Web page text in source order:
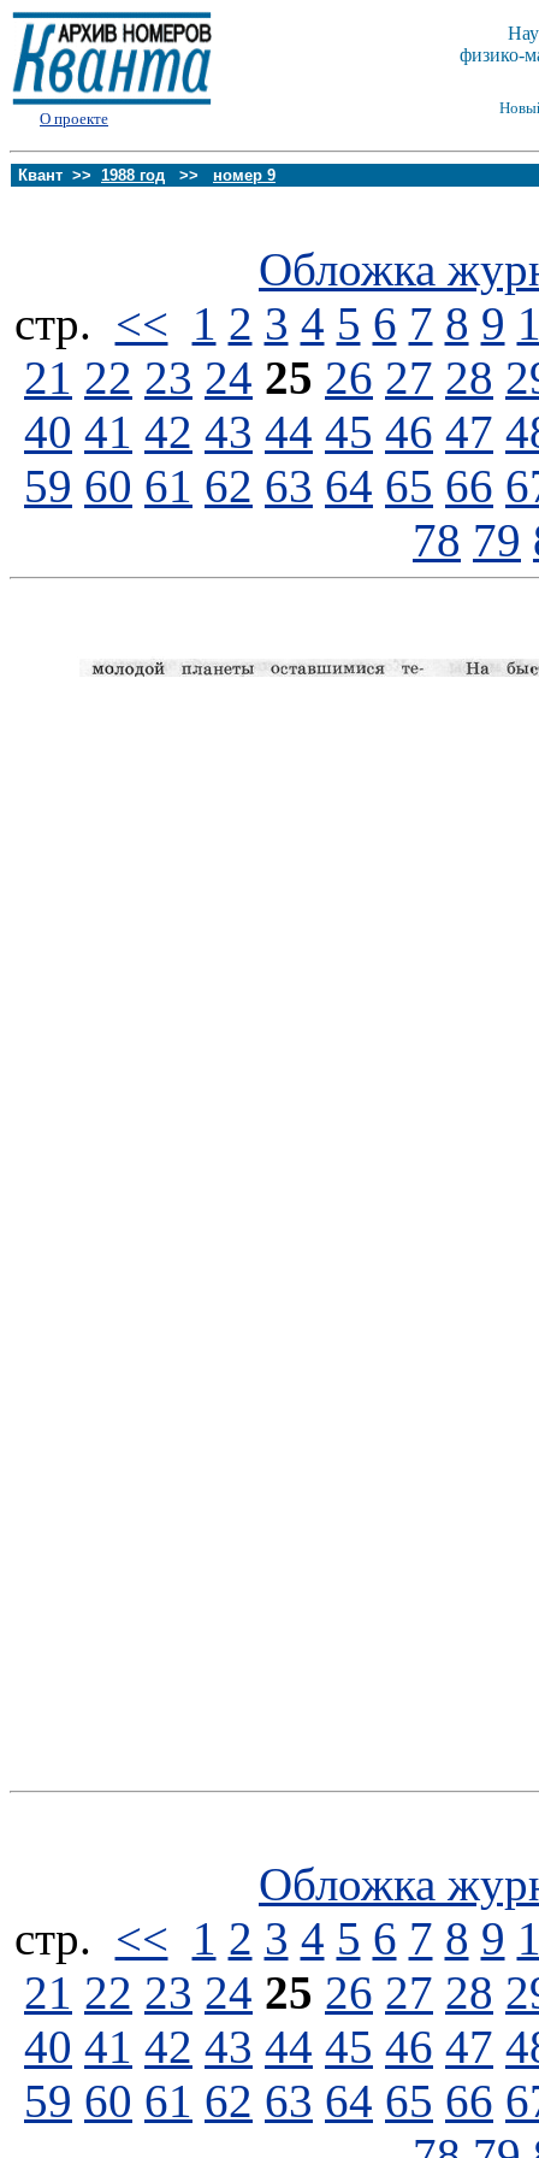
О проекте
физико-
Квант >> 1988 год >> номер 9
Обложка
стp. << 1 2 3 4 5 6 7 8 9
21 22 23 24 25 26 27 28
40 41 42 43 44 45 46 47
59 60 61 62 63 64 65 66
78 79
Обложка
стp. << 1 2 3 4 5 6 7 8 9
21 22 23 24 25 26 27 28
40 41 42 43 44 45 46 47
59 60 61 62 63 64 65 66